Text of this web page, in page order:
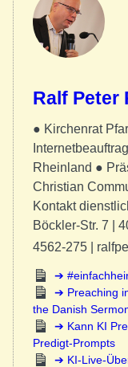
Ralf Peter
● Kirchenrat
Rheinland ●
Christian
Kontakt
Böckler-Str. 7 |
4562-275 |
Preaching
the Danish
Kann KI
Predigt-Prompts
KI-Live-